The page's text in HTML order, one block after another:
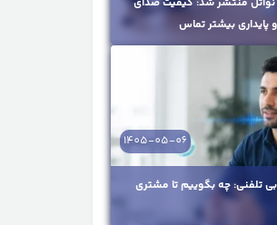
پایداری بیشتر تماس
تلفنی: چه بگوییم تا مشتری
1405-05-06